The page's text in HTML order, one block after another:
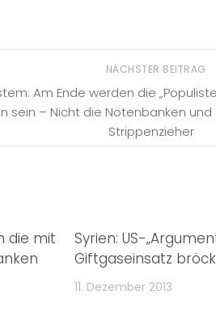
NÄCHSTER BEITRAG
Am Ende werden die
sein – Nicht die Notenbanken
Strippenzieher
die mit
Syrien: US-
Giftgaseinsatz
11. Dezember 2013